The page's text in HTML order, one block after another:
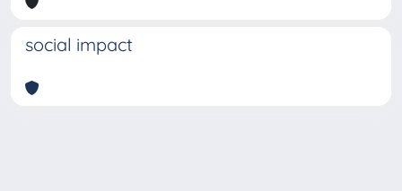
social impact